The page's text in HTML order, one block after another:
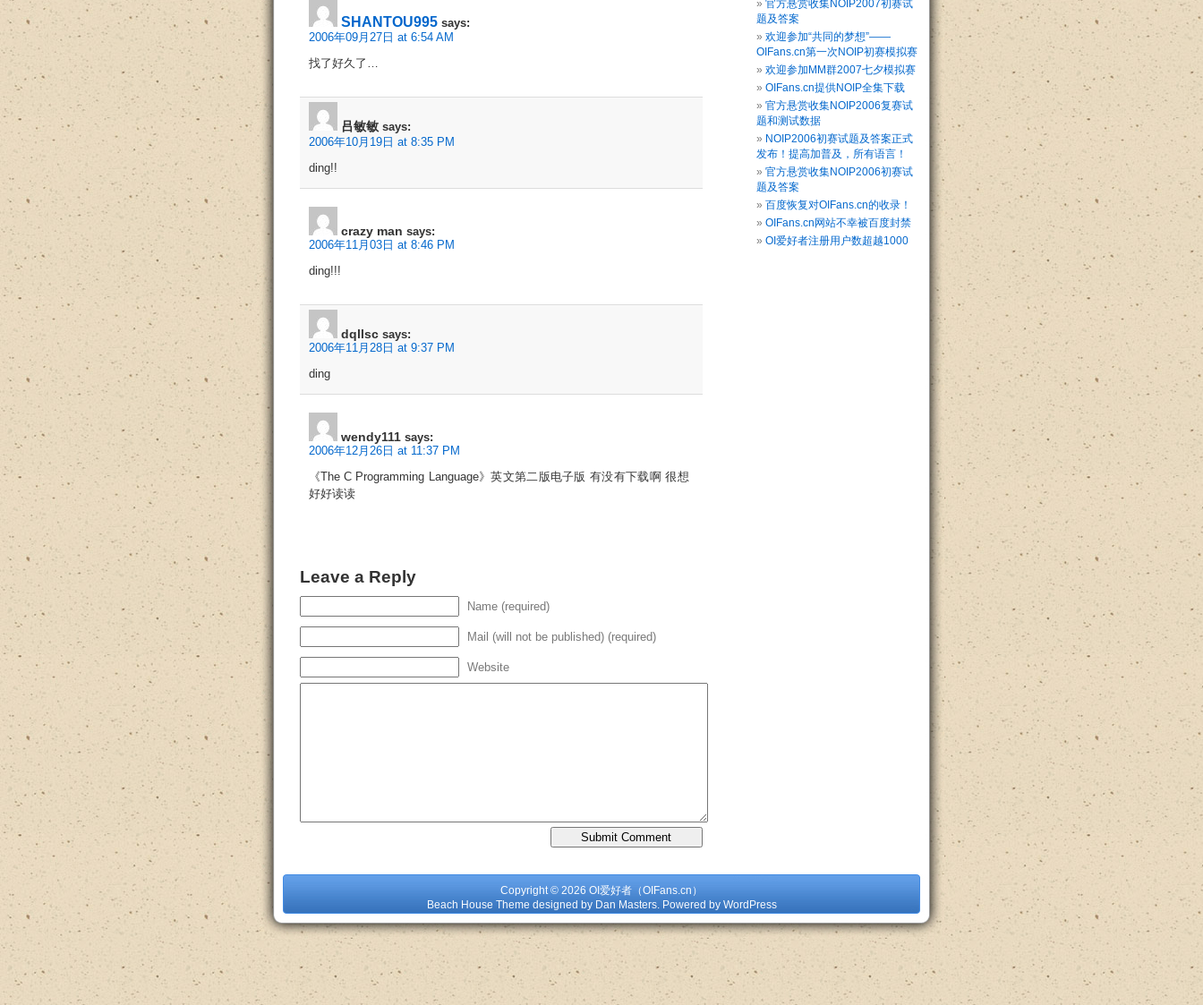
SHANTOU995 says:
2006年09月27日 at 6:54 AM
找了好久了…
吕敏敏 says:
2006年10月19日 at 8:35 PM
ding!!
crazy man says:
2006年11月03日 at 8:46 PM
ding!!!
dqllsc says:
2006年11月28日 at 9:37 PM
ding
wendy111 says:
2006年12月26日 at 11:37 PM
《The C Programming Language》英文第二版电子版 有没有下载啊 很想
好好读读
Leave a Reply
Name (required)
Mail (will not be published) (required)
Website
官方悬赏收集NOIP2007初赛试
题及答案
欢迎参加“共同的梦想”——
OIFans.cn第一次NOIP初赛模拟赛
欢迎参加MM群2007七夕模拟赛
OIFans.cn提供NOIP全集下载
官方悬赏收集NOIP2006复赛试
题和测试数据
NOIP2006初赛试题及答案正式
发布！提高加普及，所有语言！
官方悬赏收集NOIP2006初赛试
题及答案
百度恢复对OIFans.cn的收录！
OIFans.cn网站不幸被百度封禁
OI爱好者注册用户数超越1000
Copyright © 2026 OI爱好者（OIFans.cn）
Beach House Theme designed by Dan Masters. Powered by WordPress